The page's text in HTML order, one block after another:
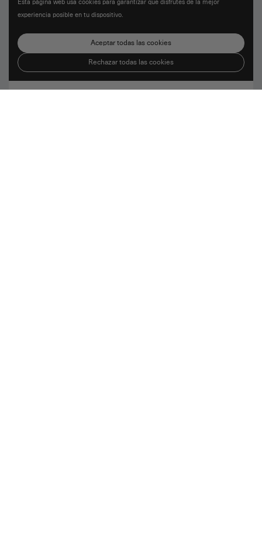
Esta página web usa cookies para garantizar que disfrutes de la mejor
experiencia posible en tu dispositivo.
Aceptar todas las cookies
Rechazar todas las cookies